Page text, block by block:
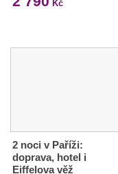
Kč
2 noci v Paříži:
doprava, hotel i
Eiffelova věž